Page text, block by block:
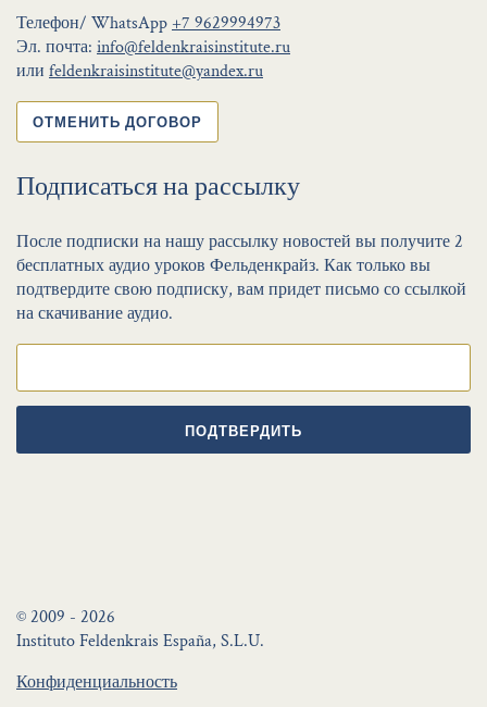
Телефон/ WhatsApp +7 9629994973
Эл. почта: info@feldenkraisinstitute.ru
или feldenkraisinstitute@yandex.ru
ОТМЕНИТЬ ДОГОВОР
Подписаться на рассылку
После подписки на нашу рассылку новостей вы получите 2
бесплатных аудио уроков Фельденкрайз. Как только вы
подтвердите свою подписку, вам придет письмо со ссылкой
на скачивание аудио.
ПОДТВЕРДИТЬ
© 2009 - 2026
Instituto Feldenkrais España, S.L.U.
Конфиденциальность